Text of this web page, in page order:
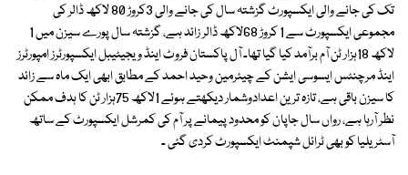
تک کی جانے والی ایکسپورٹ گزشتہ سال کی جانے والی 3کروڑ 80 لاکھ ڈالر کی
مجموعی ایکسپورٹ سے 1 کروڑ 68لاکھ ڈالر زائد ہے، گزشتہ سال پورے سیزن میں 1
لاکھ 18ہزار ٹن آم برآمد کیا گیا تھا۔ آل پاکستان فروٹ اینڈ ویجیٹیبل ایکسپورٹرز امپورٹرز
اینڈ مرچنٹس ایسوسی ایشن کے چیئرمین وحید احمد کے مطابق ابھی ایک ماہ سے زائد
کا سیزن باقی ہے، تازہ ترین اعدادوشمار دیکھتے ہوئے 1لاکھ 75ہزار ٹن کا ہدف ممکن
نظر آرہا ہے، رواں سال جاپان کو محدود پیمانے پر آم کی کمرشل ایکسپورٹ کے ساتھ
آسٹریلیا کو بھی ٹرائل شپمنٹ ایکسپورٹ کردی گئی ۔